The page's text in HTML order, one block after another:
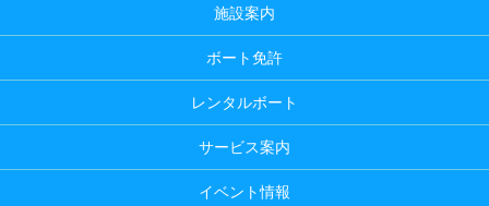
施設案内
ボート免許
レンタルボート
サービス案内
イベント情報